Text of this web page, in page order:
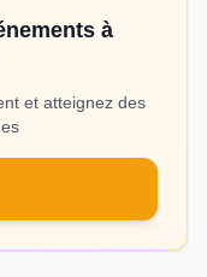
à
et atteignez des